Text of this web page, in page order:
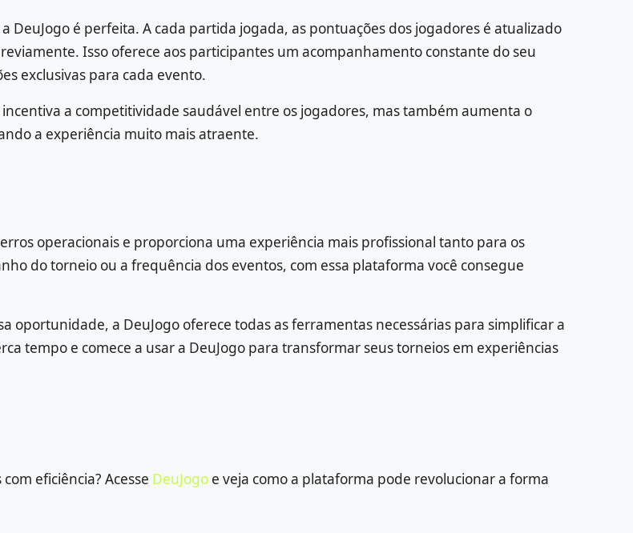
DeuJogo é perfeita. A cada partida jogada, as pontuações dos jogadores é atualizado
Isso oferece aos participantes um acompanhamento constante do seu
exclusivas para cada evento.
a competitividade saudável entre os jogadores, mas também aumenta o
a experiência muito mais atraente.
operacionais e proporciona uma experiência mais profissional tanto para os
do torneio ou a frequência dos eventos, com essa plataforma você consegue
oportunidade, a DeuJogo oferece todas as ferramentas necessárias para simplificar a
tempo e comece a usar a DeuJogo para transformar seus torneios em experiências
eficiência? Acesse DeuJogo e veja como a plataforma pode revolucionar a forma